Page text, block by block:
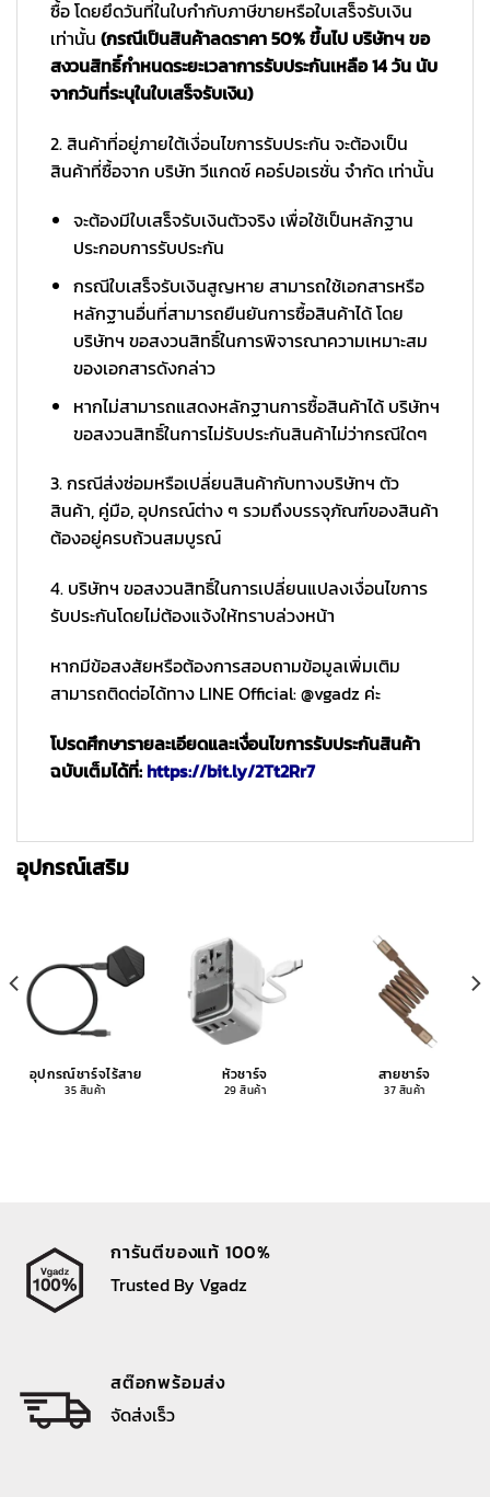
ซื้อ โดยยึดวันที่ในใบกำกับภาษีขายหรือใบเสร็จรับเงิน
เท่านั้น (กรณีเป็นสินค้าลดราคา 50% ขึ้นไป บริษัทฯ ขอ
สงวนสิทธิ์กำหนดระยะเวลาการรับประกันเหลือ 14 วัน นับ
จากวันที่ระบุในใบเสร็จรับเงิน)
2. สินค้าที่อยู่ภายใต้เงื่อนไขการรับประกัน จะต้องเป็น
สินค้าที่ซื้อจาก บริษัท วีแกดซ์ คอร์ปอเรชั่น จำกัด เท่านั้น
จะต้องมีใบเสร็จรับเงินตัวจริง เพื่อใช้เป็นหลักฐาน
ประกอบการรับประกัน
กรณีใบเสร็จรับเงินสูญหาย สามารถใช้เอกสารหรือ
หลักฐานอื่นที่สามารถยืนยันการซื้อสินค้าได้ โดย
บริษัทฯ ขอสงวนสิทธิ์ในการพิจารณาความเหมาะสม
ของเอกสารดังกล่าว
หากไม่สามารถแสดงหลักฐานการซื้อสินค้าได้ บริษัทฯ
ขอสงวนสิทธิ์ในการไม่รับประกันสินค้าไม่ว่ากรณีใดๆ
3. กรณีส่งซ่อมหรือเปลี่ยนสินค้ากับทางบริษัทฯ ตัว
สินค้า, คู่มือ, อุปกรณ์ต่าง ๆ รวมถึงบรรจุภัณฑ์ของสินค้า
ต้องอยู่ครบถ้วนสมบูรณ์
4. บริษัทฯ ขอสงวนสิทธิ์ในการเปลี่ยนแปลงเงื่อนไขการ
รับประกันโดยไม่ต้องแจ้งให้ทราบล่วงหน้า
หากมีข้อสงสัยหรือต้องการสอบถามข้อมูลเพิ่มเติม
สามารถติดต่อได้ทาง LINE Official: @vgadz ค่ะ
โปรดศึกษารายละเอียดและเงื่อนไขการรับประกันสินค้า
ฉบับเต็มได้ที่:https://bit.ly/2Tt2Rr7
อุปกรณ์เสริม
อุปกรณ์ชาร์จไร้สาย
35 สินค้า
หัวชาร์จ
29 สินค้า
สายชาร์จ
37 สินค้า
การันตีของแท้ 100%
Trusted By Vgadz
สต๊อกพร้อมส่ง
จัดส่งเร็ว